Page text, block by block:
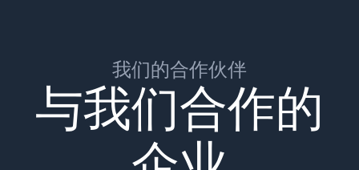
我们的合作伙伴
与我们合作的